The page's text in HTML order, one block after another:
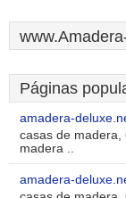
Páginas
amadera-
casas de madera,
madera ..
amadera-